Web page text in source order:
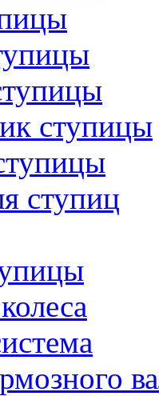
ступицы
ступиц